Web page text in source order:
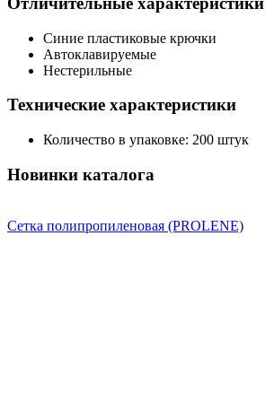
Синие пластиковые крючки
Автоклавируемые
Нестерильные
Технические характеристики
Количество в упаковке: 200 штук
Новинки каталога
Сетка полипропиленовая (PROLENE)